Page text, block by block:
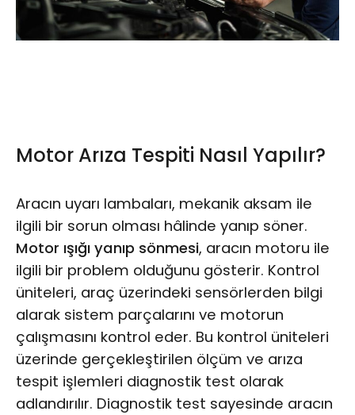
Motor Arıza Tespiti Nasıl Yapılır?
Aracın uyarı lambaları, mekanik aksam ile
ilgili bir sorun olması hâlinde yanıp söner.
Motor ışığı yanıp sönmesi, aracın motoru ile
ilgili bir problem olduğunu gösterir. Kontrol
üniteleri, araç üzerindeki sensörlerden bilgi
alarak sistem parçalarını ve motorun
çalışmasını kontrol eder. Bu kontrol üniteleri
üzerinde gerçekleştirilen ölçüm ve arıza
tespit işlemleri diagnostik test olarak
adlandırılır. Diagnostik test sayesinde aracın